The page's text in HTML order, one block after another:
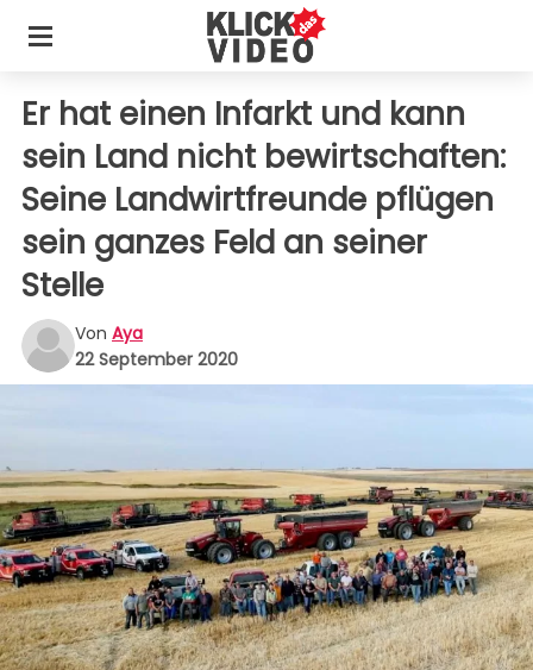
Er hat einen Infarkt und kann
sein Land nicht bewirtschaften:
Seine Landwirtfreunde pflügen
sein ganzes Feld an seiner
Stelle
Von Aya
22 September 2020